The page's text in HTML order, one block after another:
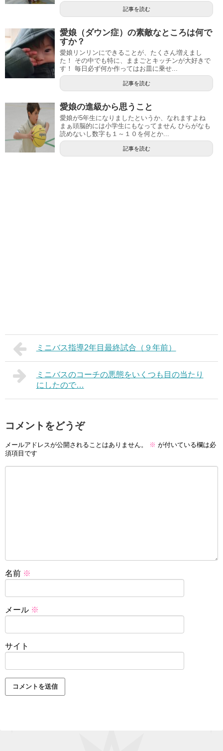
記事を読む
愛娘（ダウン症）の素敵なところは何で
すか？
愛娘リンリンにできることが、たくさん増えまし
た！ その中でも特に、ままごとキッチンが大好きで
す！ 毎日必ず何か作ってはお皿に乗せ...
記事を読む
愛娘の進級から思うこと
愛娘が5年生になりましたというか、なれますよね
まぁ頭脳的には小学生にもなってません ひらがなも
読めないし数字も１～１０を何とか...
記事を読む
ミニバス指導2年目最終試合（９年前）
ミニバスのコーチの悪態をいくつも目の当たり
にしたので…
コメントをどうぞ
メールアドレスが公開されることはありません。 ※ が付いている欄は必
須項目です
名前 ※
メール ※
サイト